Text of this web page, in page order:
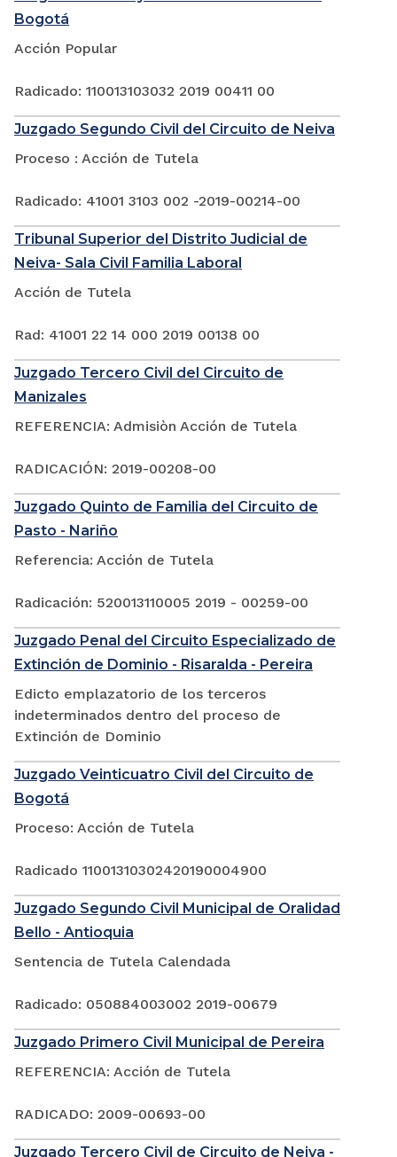
Bogotá
Acción Popular
Radicado: 110013103032 2019 00411 00
Juzgado Segundo Civil del Circuito de Neiva
Proceso : Acción de Tutela
Radicado: 41001 3103 002 -2019-00214-00
Tribunal Superior del Distrito Judicial de
Neiva- Sala Civil Familia Laboral
Acción de Tutela
Rad: 41001 22 14 000 2019 00138 00
Juzgado Tercero Civil del Circuito de
Manizales
REFERENCIA: Admisiòn Acción de Tutela
RADICACIÓN: 2019-00208-00
Juzgado Quinto de Familia del Circuito de
Pasto - Nariño
Referencia: Acción de Tutela
Radicación: 520013110005 2019 - 00259-00
Juzgado Penal del Circuito Especializado de
Extinción de Dominio - Risaralda - Pereira
Edicto emplazatorio de los terceros
indeterminados dentro del proceso de
Extinción de Dominio
Juzgado Veinticuatro Civil del Circuito de
Bogotá
Proceso: Acción de Tutela
Radicado 11001310302420190004900
Juzgado Segundo Civil Municipal de Oralidad
Bello - Antioquia
Sentencia de Tutela Calendada
Radicado: 050884003002 2019-00679
Juzgado Primero Civil Municipal de Pereira
REFERENCIA: Acción de Tutela
RADICADO: 2009-00693-00
Juzgado Tercero Civil de Circuito de Neiva -